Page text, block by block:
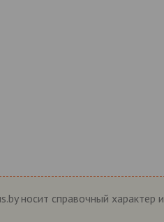
носит справочный характер и